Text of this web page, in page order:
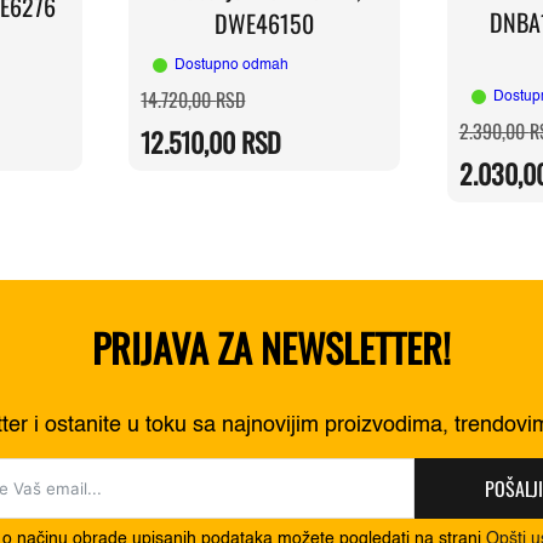
RSD.
DWE46150
Dostupno odmah
14.720,00RSDOriginalna
cena
bila:
14.720,00 RSD.
12.510,00RSD
Trenutna
cena
12.510,00 RSD.
2.390,00
PRIJAVA ZA NEWSLETTER!
i ostanite u toku sa najnovijim proizvodima,
POŠALJI
o načinu obrade upisanih podataka možete pogledati na strani Opšti